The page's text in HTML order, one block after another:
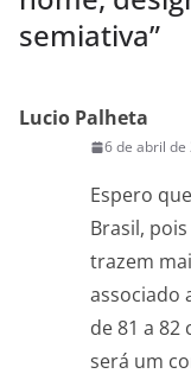
semiativa”
Lucio Palheta
6 de abril de
Espero
Brasil,
trazem
associado
de 81 a
será um